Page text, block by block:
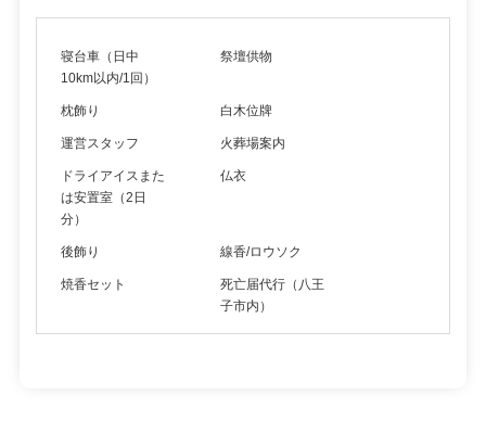
寝台車（日中
10km以内/1回）
祭壇供物
枕飾り 白木位牌
運営スタッフ 火葬場案内
ドライアイスまた
は安置室（2日
分）
仏衣
後飾り 線香/ロウソク
焼香セット
死亡届代行（八王
子市内）